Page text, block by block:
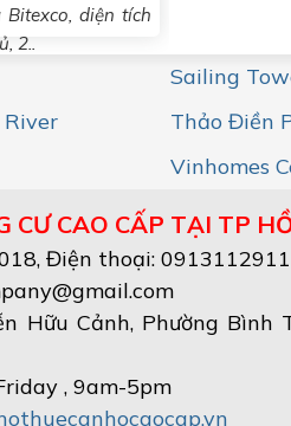
diện tích
2..
Sailing
River
Thảo Điền
Vinhomes
CƯ CAO CẤP TẠI TP
, Điện thoại: 0913112911
Hữu Cảnh, Phường Bình
, 9am-5pm